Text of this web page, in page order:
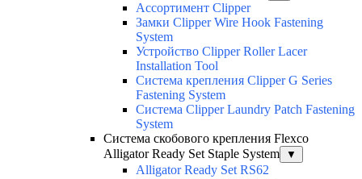
Ассортимент Clipper
Замки Clipper Wire Hook Fastening
System
Устройство Clipper Roller Lacer
Installation Tool
Система крепления Clipper G Series
Fastening System
Система Clipper Laundry Patch Fastening
System
Система скобового крепления Flexco
Alligator Ready Set Staple System
▼
Alligator Ready Set RS62